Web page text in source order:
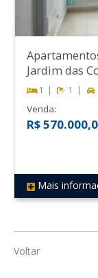
REF 403
Jardim das
1 1
Venda:
R$
Mais
Voltar